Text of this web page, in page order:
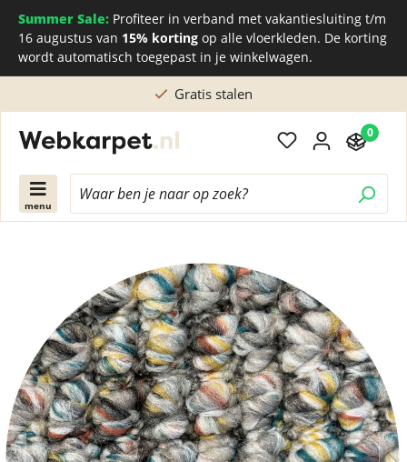
Summer Sale: Profiteer in verband met vakantiesluiting t/m
16 augustus van 15% korting op alle vloerkleden. De korting
wordt automatisch toegepast in je winkelwagen.
Gratis stalen
menu
0